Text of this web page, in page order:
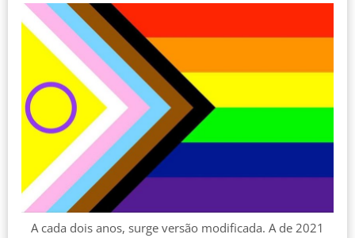
A cada dois anos, surge versão modificada. A de 2021